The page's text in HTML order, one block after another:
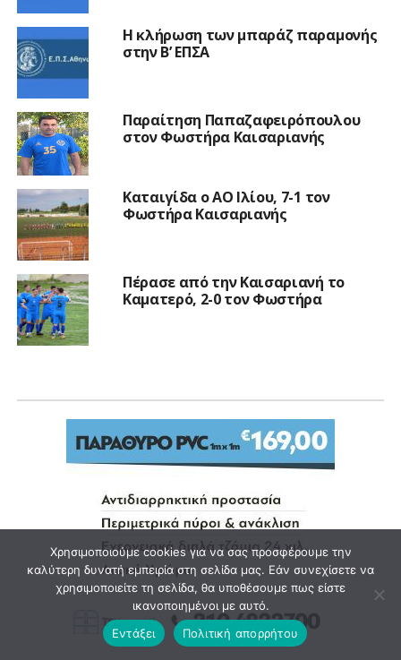
Η κλήρωση των μπαράζ παραμονής
στην Β’ ΕΠΣΑ
Παραίτηση Παπαζαφειρόπουλου
στον Φωστήρα Καισαριανής
Καταιγίδα ο ΑΟ Ιλίου, 7-1 τον
Φωστήρα Καισαριανής
Πέρασε από την Καισαριανή το
Καματερό, 2-0 τον Φωστήρα
Χρησιμοποιούμε cookies για να σας προσφέρουμε την
καλύτερη δυνατή εμπειρία στη σελίδα μας. Εάν συνεχίσετε να
χρησιμοποιείτε τη σελίδα, θα υποθέσουμε πως είστε
ικανοποιημένοι με αυτό.
Εντάξει
Πολιτική απορρήτου